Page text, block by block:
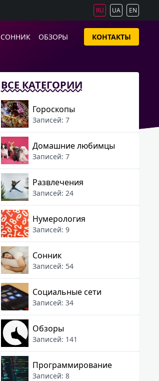
RU UA EN
СОННИК ОБЗОРЫ КОНТАКТЫ
ВСЕ КАТЕГОРИИ
Гороскопы
Записей: 7
Домашние любимцы
Записей: 7
Развлечения
Записей: 24
Нумерология
Записей: 9
Сонник
Записей: 54
Социальные сети
Записей: 34
Обзоры
Записей: 141
Программирование
Записей: 8